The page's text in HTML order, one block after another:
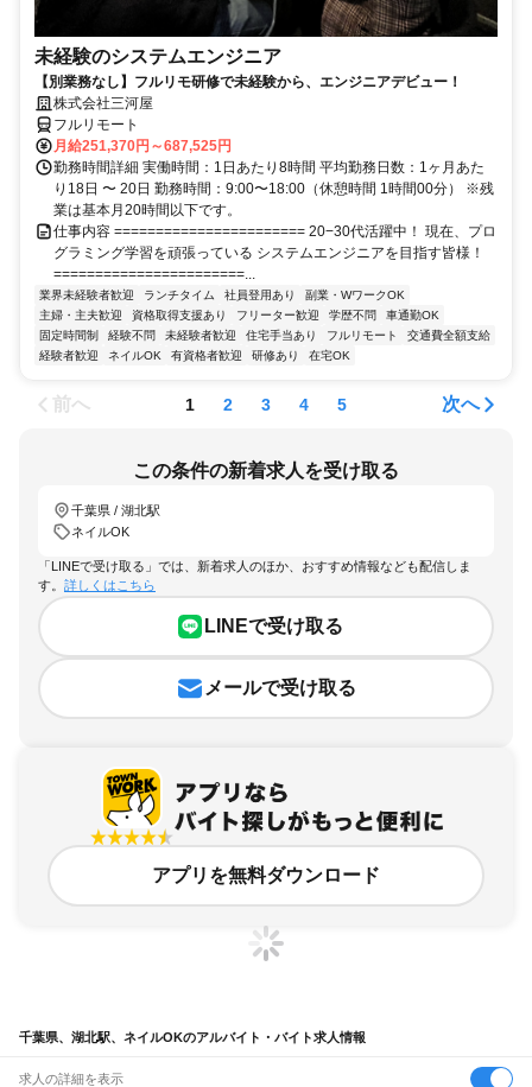
未経験のシステムエンジニア
【別業務なし】フルリモ研修で未経験から、エンジニアデビュー！
株式会社三河屋
フルリモート
月給251,370円～687,525円
勤務時間詳細 実働時間：1日あたり8時間 平均勤務日数：1ヶ月あた
り18日 〜 20日 勤務時間：9:00〜18:00（休憩時間 1時間00分） ※残
業は基本月20時間以下です。
仕事内容 ======================= 20−30代活躍中！ 現在、プロ
グラミング学習を頑張っている システムエンジニアを目指す皆様！
=======================...
業界未経験者歓迎 ランチタイム 社員登用あり
副業・WワークOK
主婦・主夫歓迎
資格取得支援あり フリーター歓迎 学歴不問
車通勤OK
固定時間制
経験不問 未経験者歓迎 住宅手当あり フルリモート
交通費全額支給
経験者歓迎
ネイルOK 有資格者歓迎 研修あり 在宅OK
前へ 1 2 3 4 5 次へ
この条件の新着求人を受け取る
千葉県 / 湖北駅
ネイルOK
「LINEで受け取る」では、新着求人のほか、おすすめ情報なども配信しま
す。 詳しくはこちら
LINEで受け取る
メールで受け取る
アプリを無料ダウンロード
千葉県、湖北駅、ネイルOKのアルバイト・バイト求人情報
求人の詳細を表示